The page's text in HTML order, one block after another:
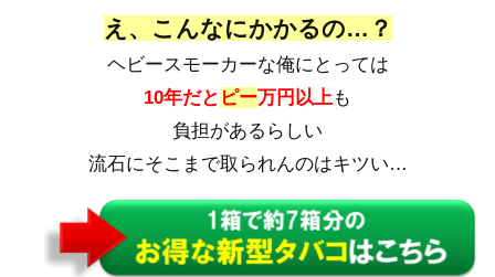
え、こんなにかかるの…？
ヘビースモーカーな俺にとっては
10年だと ピー万円以上も
負担があるらしい
流石にそこまで取られんのはキツい…